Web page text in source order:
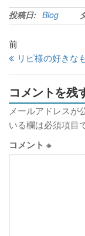
投稿日: Blog
前
リピ様の好きな
コメントを残
メールアドレスが
いる欄は必須項目
コメント ※